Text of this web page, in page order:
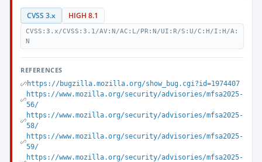
CVSS 3.x HIGH 8.1
CVSS:3.x/CVSS:3.1/AV:N/AC:L/PR:N/UI:R/S:U/C:H/I:H/A:
N
REFERENCES
https://bugzilla.mozilla.org/show_bug.cgi?id=1974407
https://www.mozilla.org/security/advisories/mfsa2025-
56/
https://www.mozilla.org/security/advisories/mfsa2025-
58/
https://www.mozilla.org/security/advisories/mfsa2025-
59/
https://www.mozilla.org/security/advisories/mfsa2025-